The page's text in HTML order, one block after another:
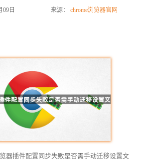
09日 来源： chrome浏览器官网
器插件配置同步失败是否需手动迁移设置文